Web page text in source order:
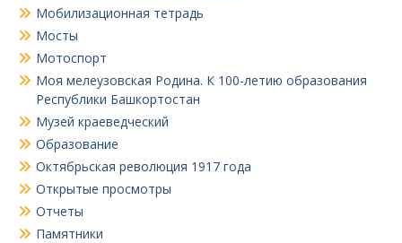
Мобилизационная тетрадь
Мосты
Мотоспорт
Моя мелеузовская Родина. К 100-летию образования
Республики Башкортостан
Музей краеведческий
Образование
Октябрьская революция 1917 года
Открытые просмотры
Отчеты
Памятники